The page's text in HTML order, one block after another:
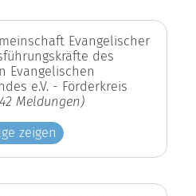
Evangelischer
des
Evangelischen
e.V. - Förderkreis
Meldungen)
zeigen